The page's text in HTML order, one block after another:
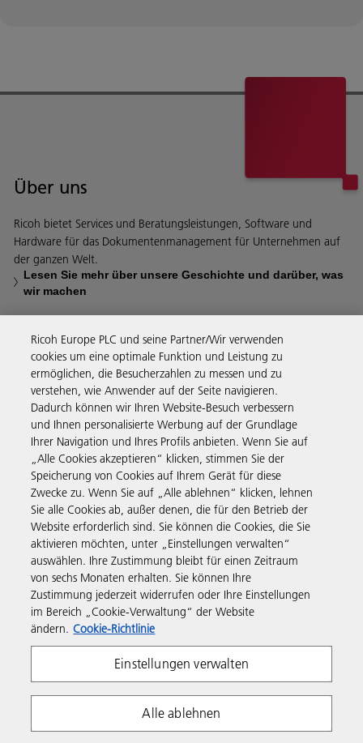
Über uns
Ricoh bietet Services und Beratungsleistungen, Software und
Hardware für das Dokumentenmanagement für Unternehmen auf
der ganzen Welt.
Lesen Sie mehr über unsere Geschichte und darüber, was
wir machen
Business Solutions
Produkte & Services
Support & Kontakt
Governance & Policies
Folgen Sie uns
Informationspflicht
Ricoh Europe PLC und seine Partner/Wir verwenden
cookies um eine optimale Funktion und Leistung zu
ermöglichen, die Besucherzahlen zu messen und zu
verstehen, wie Anwender auf der Seite navigieren.
Dadurch können wir Ihren Website-Besuch verbessern
und Ihnen personalisierte Werbung auf der Grundlage
Ihrer Navigation und Ihres Profils anbieten. Wenn Sie auf
„Alle Cookies akzeptieren“ klicken, stimmen Sie der
Speicherung von Cookies auf Ihrem Gerät für diese
Zwecke zu. Wenn Sie auf „Alle ablehnen“ klicken, lehnen
Sie alle Cookies ab, außer denen, die für den Betrieb der
Website erforderlich sind. Sie können die Cookies, die Sie
aktivieren möchten, unter „Einstellungen verwalten“
auswählen. Ihre Zustimmung bleibt für einen Zeitraum
von sechs Monaten erhalten. Sie können Ihre
Zustimmung jederzeit widerrufen oder Ihre Einstellungen
im Bereich „Cookie-Verwaltung“ der Website
ändern. Cookie-Richtlinie
Einstellungen verwalten
Alle ablehnen